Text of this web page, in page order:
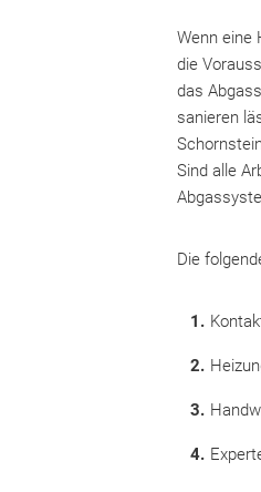
Wenn eine
die
das
sanieren
Sind alle
Die